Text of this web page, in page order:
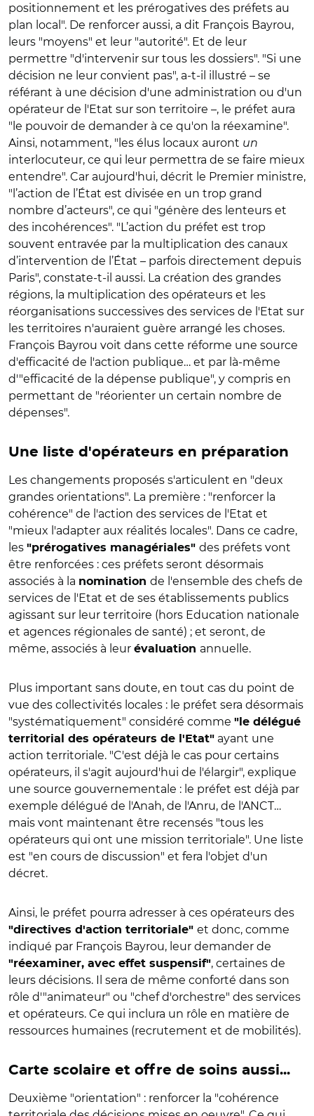
positionnement et les prérogatives des préfets au
plan local". De renforcer aussi, a dit François Bayrou,
leurs "moyens" et leur "autorité". Et de leur
permettre "d'intervenir sur tous les dossiers". "Si une
décision ne leur convient pas", a-t-il illustré – se
référant à une décision d'une administration ou d'un
opérateur de l'Etat sur son territoire –, le préfet aura
"le pouvoir de demander à ce qu'on la réexamine".
Ainsi, notamment, "les élus locaux auront un
interlocuteur, ce qui leur permettra de se faire mieux
entendre". Car aujourd'hui, décrit le Premier ministre,
"l’action de l’État est divisée en un trop grand
nombre d’acteurs", ce qui "génère des lenteurs et
des incohérences". "L’action du préfet est trop
souvent entravée par la multiplication des canaux
d’intervention de l’État – parfois directement depuis
Paris", constate-t-il aussi. La création des grandes
régions, la multiplication des opérateurs et les
réorganisations successives des services de l'Etat sur
les territoires n'auraient guère arrangé les choses.
François Bayrou voit dans cette réforme une source
d'efficacité de l'action publique… et par là-même
d'"efficacité de la dépense publique", y compris en
permettant de "réorienter un certain nombre de
dépenses".
Une liste d'opérateurs en préparation
Les changements proposés s'articulent en "deux
grandes orientations". La première : "renforcer la
cohérence" de l'action des services de l'Etat et
"mieux l'adapter aux réalités locales". Dans ce cadre,
les "prérogatives managériales" des préfets vont
être renforcées : ces préfets seront désormais
associés à la nomination de l'ensemble des chefs de
services de l'Etat et de ses établissements publics
agissant sur leur territoire (hors Education nationale
et agences régionales de santé) ; et seront, de
même, associés à leur évaluation annuelle.
Plus important sans doute, en tout cas du point de
vue des collectivités locales : le préfet sera désormais
"systématiquement" considéré comme "le délégué
territorial des opérateurs de l'Etat" ayant une
action territoriale. "C'est déjà le cas pour certains
opérateurs, il s'agit aujourd'hui de l'élargir", explique
une source gouvernementale : le préfet est déjà par
exemple délégué de l'Anah, de l'Anru, de l'ANCT…
mais vont maintenant être recensés "tous les
opérateurs qui ont une mission territoriale". Une liste
est "en cours de discussion" et fera l'objet d'un
décret.
Ainsi, le préfet pourra adresser à ces opérateurs des
"directives d'action territoriale" et donc, comme
indiqué par François Bayrou, leur demander de
"réexaminer, avec effet suspensif", certaines de
leurs décisions. Il sera de même conforté dans son
rôle d'"animateur" ou "chef d'orchestre" des services
et opérateurs. Ce qui inclura un rôle en matière de
ressources humaines (recrutement et de mobilités).
Carte scolaire et offre de soins aussi...
Deuxième "orientation" : renforcer la "cohérence